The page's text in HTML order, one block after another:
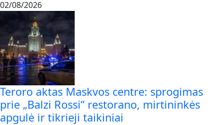
02/08/2026
Teroro aktas Maskvos centre: sprogimas
prie „Balzi Rossi“ restorano, mirtininkės
apgulė ir tikrieji taikiniai